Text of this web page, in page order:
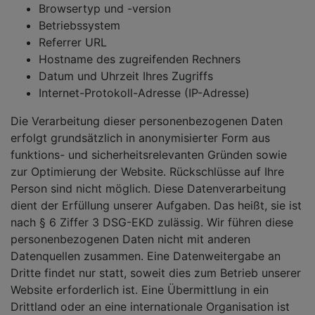
Browsertyp und -version
Betriebssystem
Referrer URL
Hostname des zugreifenden Rechners
Datum und Uhrzeit Ihres Zugriffs
Internet-Protokoll-Adresse (IP-Adresse)
Die Verarbeitung dieser personenbezogenen Daten
erfolgt grundsätzlich in anonymisierter Form aus
funktions- und sicherheitsrelevanten Gründen sowie
zur Optimierung der Website. Rückschlüsse auf Ihre
Person sind nicht möglich. Diese Datenverarbeitung
dient der Erfüllung unserer Aufgaben. Das heißt, sie ist
nach § 6 Ziffer 3 DSG-EKD zulässig. Wir führen diese
personenbezogenen Daten nicht mit anderen
Datenquellen zusammen. Eine Datenweitergabe an
Dritte findet nur statt, soweit dies zum Betrieb unserer
Website erforderlich ist. Eine Übermittlung in ein
Drittland oder an eine internationale Organisation ist